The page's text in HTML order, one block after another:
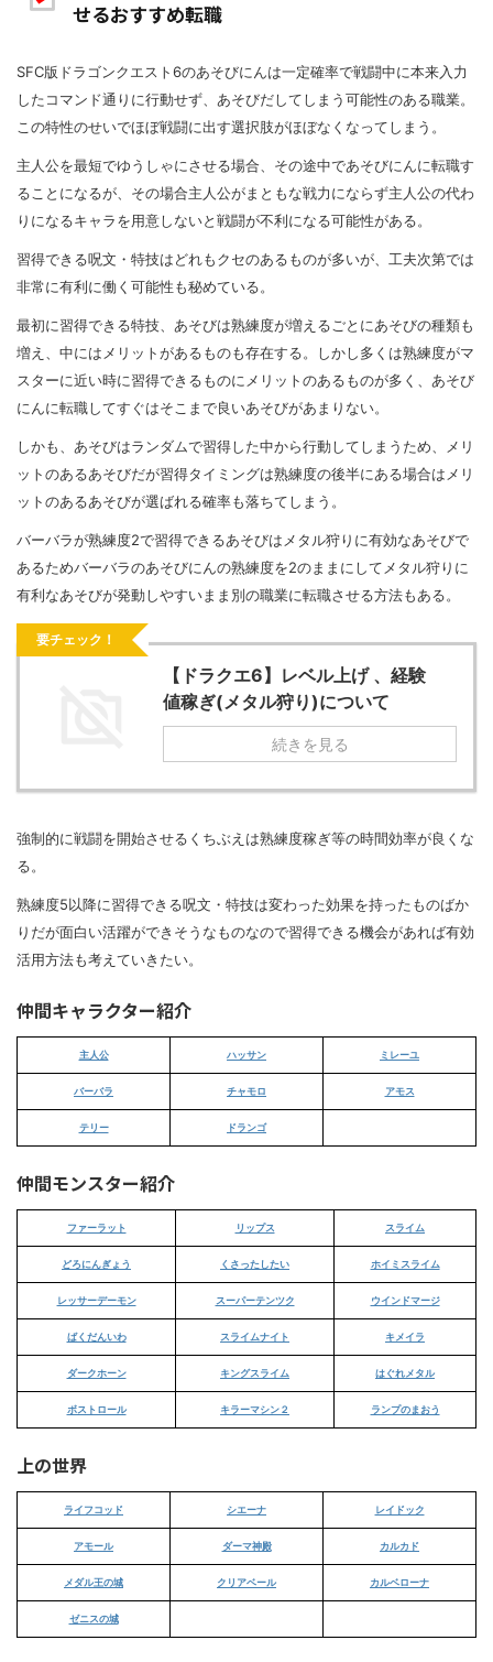
せるおすすめ転職
SFC版ドラゴンクエスト6のあそびにんは一定確率で戦闘中に本来入力
したコマンド通りに行動せず、あそびだしてしまう可能性のある職業。
この特性のせいでほぼ戦闘に出す選択肢がほぼなくなってしまう。
主人公を最短でゆうしゃにさせる場合、その途中であそびにんに転職す
ることになるが、その場合主人公がまともな戦力にならず主人公の代わ
りになるキャラを用意しないと戦闘が不利になる可能性がある。
習得できる呪文・特技はどれもクセのあるものが多いが、工夫次第では
非常に有利に働く可能性も秘めている。
最初に習得できる特技、あそびは熟練度が増えるごとにあそびの種類も
増え、中にはメリットがあるものも存在する。しかし多くは熟練度がマ
スターに近い時に習得できるものにメリットのあるものが多く、あそび
にんに転職してすぐはそこまで良いあそびがあまりない。
しかも、あそびはランダムで習得した中から行動してしまうため、メリ
ットのあるあそびだが習得タイミングは熟練度の後半にある場合はメリ
ットのあるあそびが選ばれる確率も落ちてしまう。
バーバラが熟練度2で習得できるあそびはメタル狩りに有効なあそびで
あるためバーバラのあそびにんの熟練度を2のままにしてメタル狩りに
有利なあそびが発動しやすいまま別の職業に転職させる方法もある。
要チェック！
【ドラクエ6】レベル上げ 、経験
値稼ぎ(メタル狩り)について
続きを見る
強制的に戦闘を開始させるくちぶえは熟練度稼ぎ等の時間効率が良くな
る。
熟練度5以降に習得できる呪文・特技は変わった効果を持ったものばか
りだが面白い活躍ができそうなものなので習得できる機会があれば有効
活用方法も考えていきたい。
仲間キャラクター紹介
主人公 ハッサン ミレーユ
バーバラ チャモロ アモス
テリー ドランゴ
仲間モンスター紹介
ファーラット リップス スライム
どろにんぎょう くさったしたい ホイミスライム
レッサーデーモン スーパーテンツク ウインドマージ
ばくだんいわ スライムナイト キメイラ
ダークホーン キングスライム はぐれメタル
ボストロール キラーマシン２ ランプのまおう
上の世界
ライフコッド シエーナ レイドック
アモール ダーマ神殿 カルカド
メダル王の城 クリアベール カルベローナ
ゼニスの城